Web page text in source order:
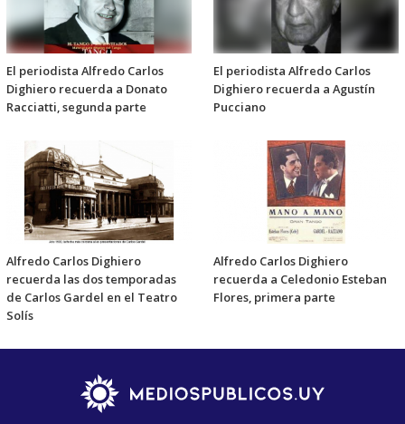
El periodista Alfredo Carlos
Dighiero recuerda a Donato
Racciatti, segunda parte
El periodista Alfredo Carlos
Dighiero recuerda a Agustín
Pucciano
Alfredo Carlos Dighiero
recuerda las dos temporadas
de Carlos Gardel en el Teatro
Solís
Alfredo Carlos Dighiero
recuerda a Celedonio Esteban
Flores, primera parte